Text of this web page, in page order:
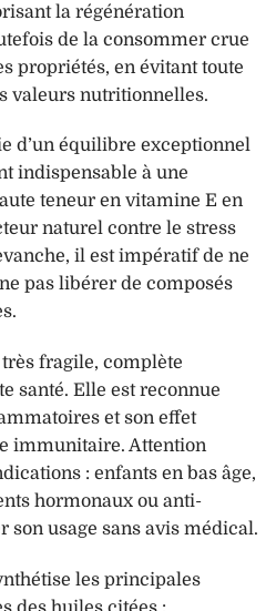
la régénération
de la consommer crue
propriétés, en évitant toute
valeurs nutritionnelles.
d’un équilibre exceptionnel
indispensable à une
teneur en vitamine E en
naturel contre le stress
il est impératif de ne
pas libérer de composés
fragile, complète
santé. Elle est reconnue
et son effet
immunitaire. Attention
: enfants en bas âge,
hormonaux ou anti-
son usage sans avis médical.
les principales